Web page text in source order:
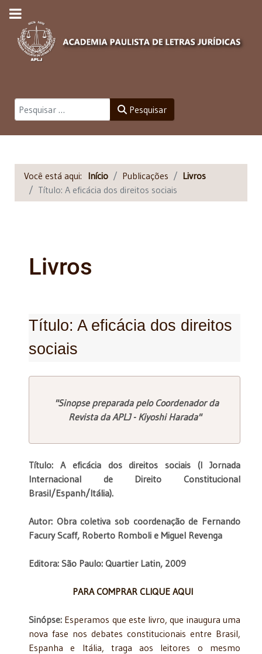
Pesquisar Pesquisar
Você está aqui: Início Publicações
Livros
Título: A eficácia dos direitos sociais
Livros
Título: A eficácia dos direitos
sociais
"Sinopse preparada pelo Coordenador da
Revista da APLJ - Kiyoshi Harada"
Título: A eficácia dos direitos sociais (I Jornada
Internacional de Direito Constitucional
Brasil/Espanh/Itália).
Autor: Obra coletiva sob coordenação de Fernando
Facury Scaff, Roberto Romboli e Miguel Revenga
Editora: São Paulo: Quartier Latin, 2009
PARA COMPRAR CLIQUE AQUI
Sinópse: Esperamos que este livro, que inaugura uma
nova fase nos debates constitucionais entre Brasil,
Espanha e Itália, traga aos leitores o mesmo